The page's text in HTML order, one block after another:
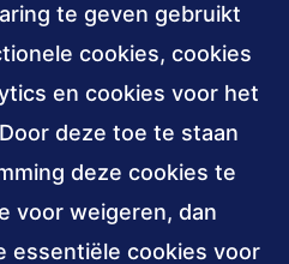
te geven gebruikt
cookies, cookies
en cookies voor het
deze toe te staan
deze cookies te
voor weigeren, dan
essentiële cookies voor